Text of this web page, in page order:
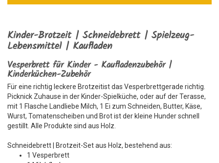
Kinder-Brotzeit | Schneidebrett | Spielzeug-
Lebensmittel | Kaufladen
Vesperbrett für Kinder - Kaufladenzubehör |
Kinderküchen-Zubehör
Für eine richtig leckere Brotzeitist das Vesperbrettgerade richtig.
Picknick Zuhause in der Kinder-Spielküche, oder auf der Terasse,
mit 1 Flasche Landliebe Milch, 1 Ei zum Schneiden, Butter, Käse,
Wurst, Tomatenscheiben und Brot ist der kleine Hunder schnell
gestillt. Alle Produkte sind aus Holz.
Schneidebrett | Brotzeit-Set aus Holz, bestehend aus:
1 Vesperbrett